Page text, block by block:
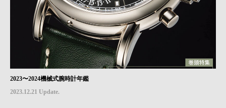
2023〜2024機械式腕時計年鑑
2023.12.21 Update.